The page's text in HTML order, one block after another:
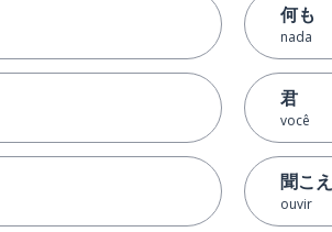
何も
nada
君
você
聞こ
ouvir